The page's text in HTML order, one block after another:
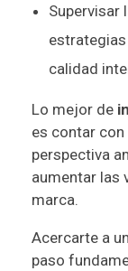
Supervisar
calidad
Lo mejor de
es contar con
perspectiva
aumentar las
marca.
Acercarte a
paso